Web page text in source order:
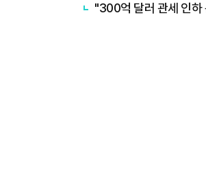
"300억 달러 관세 인하